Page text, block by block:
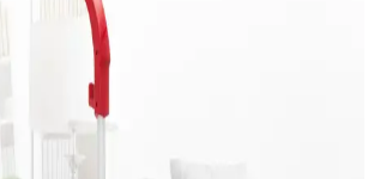
Dahili Hafızalı LED Ekranlı Ses
ve Günlük Kullanım İçin
LED ekranlı ve dayanıklı tasarımlı ses
çok yönlü performans sağlar.